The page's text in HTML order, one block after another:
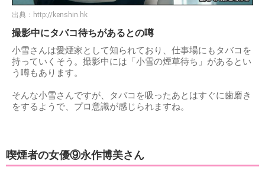
出典： http://kenshin.hk
撮影中にタバコ待ちがあるとの噂
小雪さんは愛煙家として知られており、仕事場にもタバコを
持っていくそう。撮影中には「小雪の煙草待ち」があるとい
う噂もあります。
そんな小雪さんですが、タバコを吸ったあとはすぐに歯磨き
をするようで、プロ意識が感じられますね。
喫煙者の女優⑨永作博美さん